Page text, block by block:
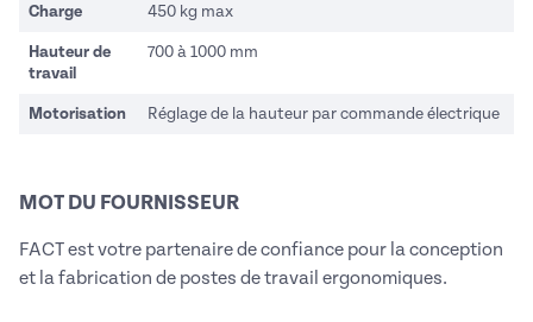
Charge 450 kg max
Hauteur de
travail
700 à 1000 mm
Motorisation Réglage de la hauteur par commande électrique
MOT DU FOURNISSEUR
FACT est votre partenaire de confiance pour la conception
et la fabrication de postes de travail ergonomiques.